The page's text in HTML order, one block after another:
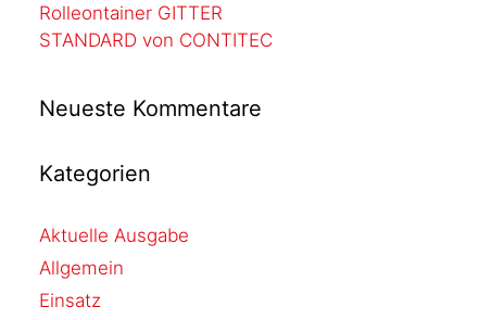
Rolleontainer GITTER
STANDARD von CONTITEC
Neueste Kommentare
Kategorien
Aktuelle Ausgabe
Allgemein
Einsatz